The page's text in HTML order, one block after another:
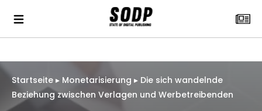
Startseite ▸ Monetarisierung ▸ Die sich wandelnde
Beziehung zwischen Verlagen und Werbetreibenden